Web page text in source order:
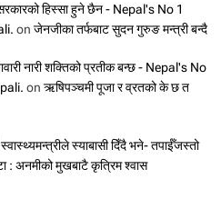
सरकारको हिस्सा हुने छैन - Nepal's No 1
on जेनजीका तर्फबाट सुदन गुरुङ मन्त्री बन्दै
नारी शक्तिको प्रतीक बन्छ - Nepal's No
on ऋषिपञ्चमी पूजा र व्रतको के छ त
स्याबासी दिँदै भने- तपाईँजस्तो
: अनमीको मुखबाटै कृत्रिम श्वास